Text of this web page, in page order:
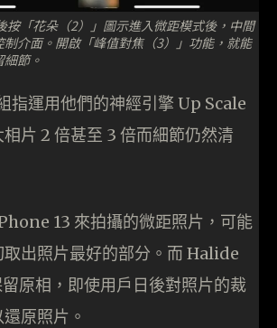
按「花朵（2）」圖示進入微距模式後，中間
制介面。開啟「峰值對焦（3）」功能，就能
節。
指運用他們的神經引擎 Up Scale
片 2 倍甚至 3 倍而細節仍然清
13 來拍攝的微距照片，可能
出照片最好的部分。而 Halide
原相，即使用戶日後對照片的裁
原照片。